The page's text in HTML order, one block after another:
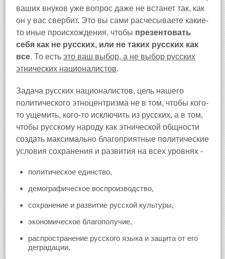
ваших внуков уже вопрос даже не встанет так, как
он у вас свербит. Это вы сами расчесываете какие-
то иные происхождения, чтобы презентовать
себя как не русских, или не таких русских как
все. То есть это ваш выбор, а не выбор русских
этнических националистов.
Задача русских националистов, цель нашего
политического этноцентризма не в том, чтобы кого-
то ущемить, кого-то исключить из русских, а в том,
чтобы русскому народу как этнической общности
создать максимально благоприятные политические
условия сохранения и развития на всех уровнях -
политическое единство,
демографическое воспроизводство,
сохранение и развитие русской культуры,
экономическое благополучие,
распространение русского языка и защита от его
деградации,